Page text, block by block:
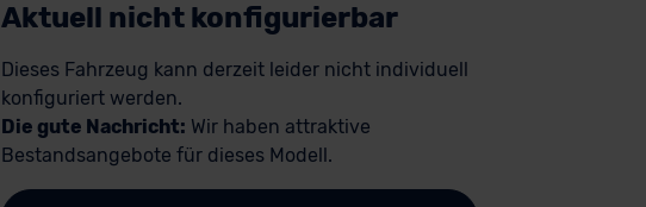
Aktuell nicht konfigurierbar
Dieses Fahrzeug kann derzeit leider nicht individuell
konfiguriert werden.
Die gute Nachricht: Wir haben attraktive
Bestandsangebote für dieses Modell.